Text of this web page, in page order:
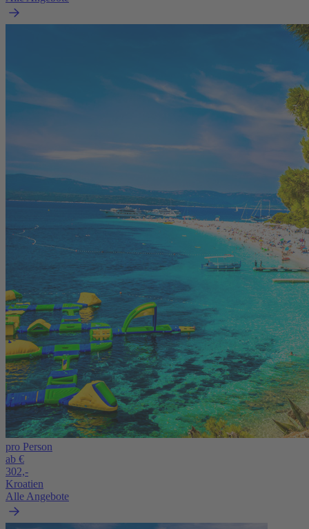
pro Person
ab €
302,-
Kroatien
Alle Angebote